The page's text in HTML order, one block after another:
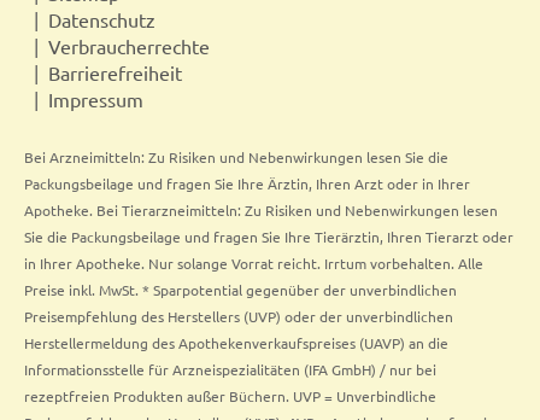
Datenschutz
Verbraucherrechte
Barrierefreiheit
Impressum
Bei Arzneimitteln: Zu Risiken und Nebenwirkungen lesen Sie die
Packungsbeilage und fragen Sie Ihre Ärztin, Ihren Arzt oder in Ihrer
Apotheke. Bei Tierarzneimitteln: Zu Risiken und Nebenwirkungen lesen
Sie die Packungsbeilage und fragen Sie Ihre Tierärztin, Ihren Tierarzt oder
in Ihrer Apotheke. Nur solange Vorrat reicht. Irrtum vorbehalten. Alle
Preise inkl. MwSt. * Sparpotential gegenüber der unverbindlichen
Preisempfehlung des Herstellers (UVP) oder der unverbindlichen
Herstellermeldung des Apothekenverkaufspreises (UAVP) an die
Informationsstelle für Arzneispezialitäten (IFA GmbH) / nur bei
rezeptfreien Produkten außer Büchern. UVP = Unverbindliche